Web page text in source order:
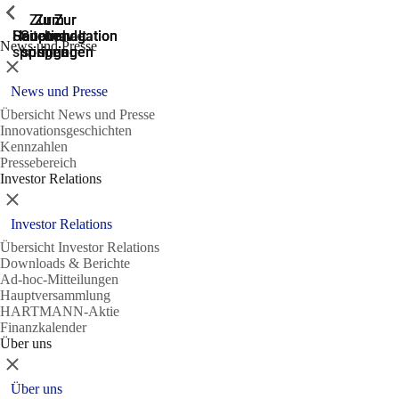
Zur
Suche
springen
Zur
Hauptnavigation
springen
Zur
Hauptnavigation
springen
Zum
Hauptinhalt
springen
Zum
Seitenende
springen
News und Presse
Zeige vorherige
Schließen
News und Presse
Übersicht News und Presse
Innovationsgeschichten
Kennzahlen
Pressebereich
Investor Relations
Zeige vorherige
Schließen
Investor Relations
Übersicht Investor Relations
Downloads & Berichte
Ad-hoc-Mitteilungen
Hauptversammlung
HARTMANN-Aktie
Finanzkalender
Über uns
Zeige vorherige
Schließen
Über uns
Zeige vorherige